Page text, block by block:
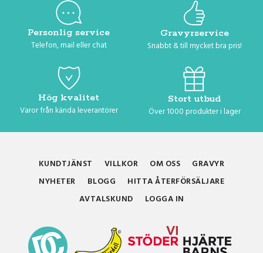
Personlig service
Telefon, mail eller chat
Gravyrservice
Snabbt & till mycket bra pris!
Hög kvalitet
Varor från kända leverantörer
Stort utbud
Över 1000 produkter i lager
KUNDTJÄNST VILLKOR OM OSS
GRAVYR
NYHETER
BLOGG
HITTA ÅTERFÖRSÄLJARE
AVTALSKUND
LOGGA IN